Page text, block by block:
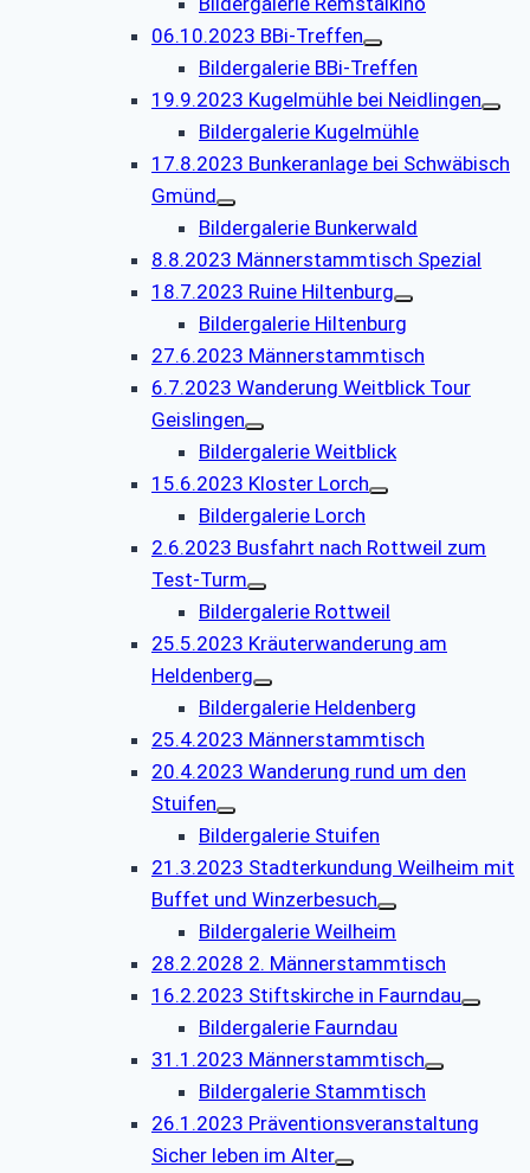
06.10.2023 BBi-Treffen
Bildergalerie BBi-Treffen
19.9.2023 Kugelmühle bei Neidlingen
Bildergalerie Kugelmühle
17.8.2023 Bunkeranlage bei Schwäbisch
Gmünd
Bildergalerie Bunkerwald
8.8.2023 Männerstammtisch Spezial
18.7.2023 Ruine Hiltenburg
Bildergalerie Hiltenburg
27.6.2023 Männerstammtisch
6.7.2023 Wanderung Weitblick Tour
Geislingen
Bildergalerie Weitblick
15.6.2023 Kloster Lorch
Bildergalerie Lorch
2.6.2023 Busfahrt nach Rottweil zum
Test-Turm
Bildergalerie Rottweil
25.5.2023 Kräuterwanderung am
Heldenberg
Bildergalerie Heldenberg
25.4.2023 Männerstammtisch
20.4.2023 Wanderung rund um den
Stuifen
Bildergalerie Stuifen
21.3.2023 Stadterkundung Weilheim mit
Buffet und Winzerbesuch
Bildergalerie Weilheim
28.2.2028 2. Männerstammtisch
16.2.2023 Stiftskirche in Faurndau
Bildergalerie Faurndau
31.1.2023 Männerstammtisch
Bildergalerie Stammtisch
26.1.2023 Präventionsveranstaltung
Sicher leben im Alter